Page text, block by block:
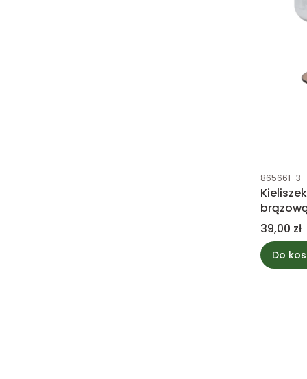
Kod
865661_3
Cena
39,00 zł
Do